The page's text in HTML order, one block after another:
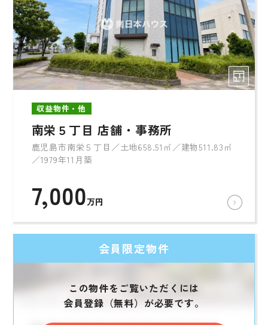
収益物件・他
南栄５丁目 店舗・事務所
鹿児島市南栄５丁目／土地658.51㎡／建物511.83㎡
／1979年11月築
7,000万円
会員限定物件
この物件をご覧いただくには
会員登録（無料）が必要です。